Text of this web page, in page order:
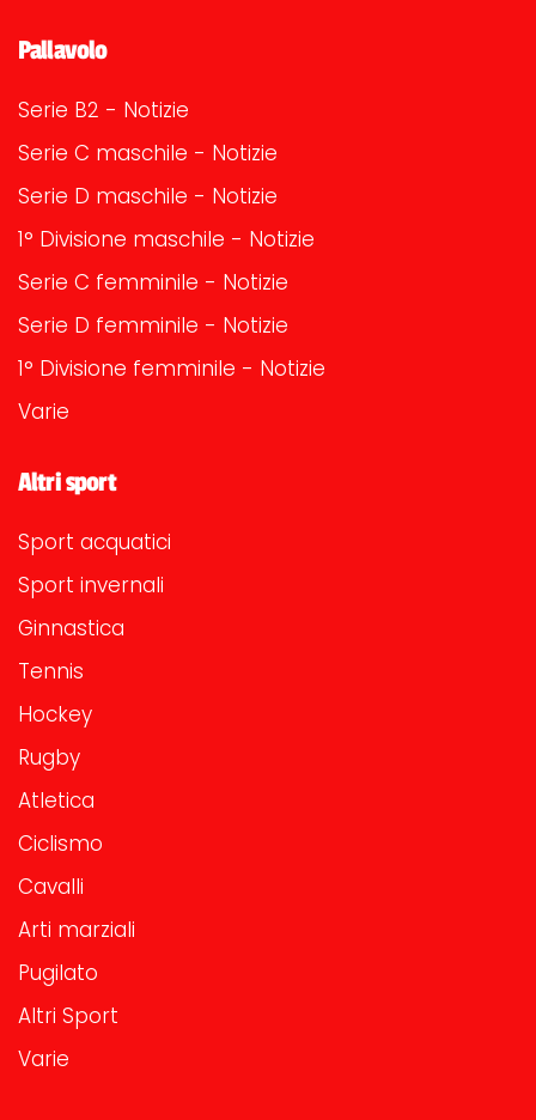
Pallavolo
Serie B2 - Notizie
Serie C maschile - Notizie
Serie D maschile - Notizie
1° Divisione maschile - Notizie
Serie C femminile - Notizie
Serie D femminile - Notizie
1° Divisione femminile - Notizie
Varie
Altri sport
Sport acquatici
Sport invernali
Ginnastica
Tennis
Hockey
Rugby
Atletica
Ciclismo
Cavalli
Arti marziali
Pugilato
Altri Sport
Varie